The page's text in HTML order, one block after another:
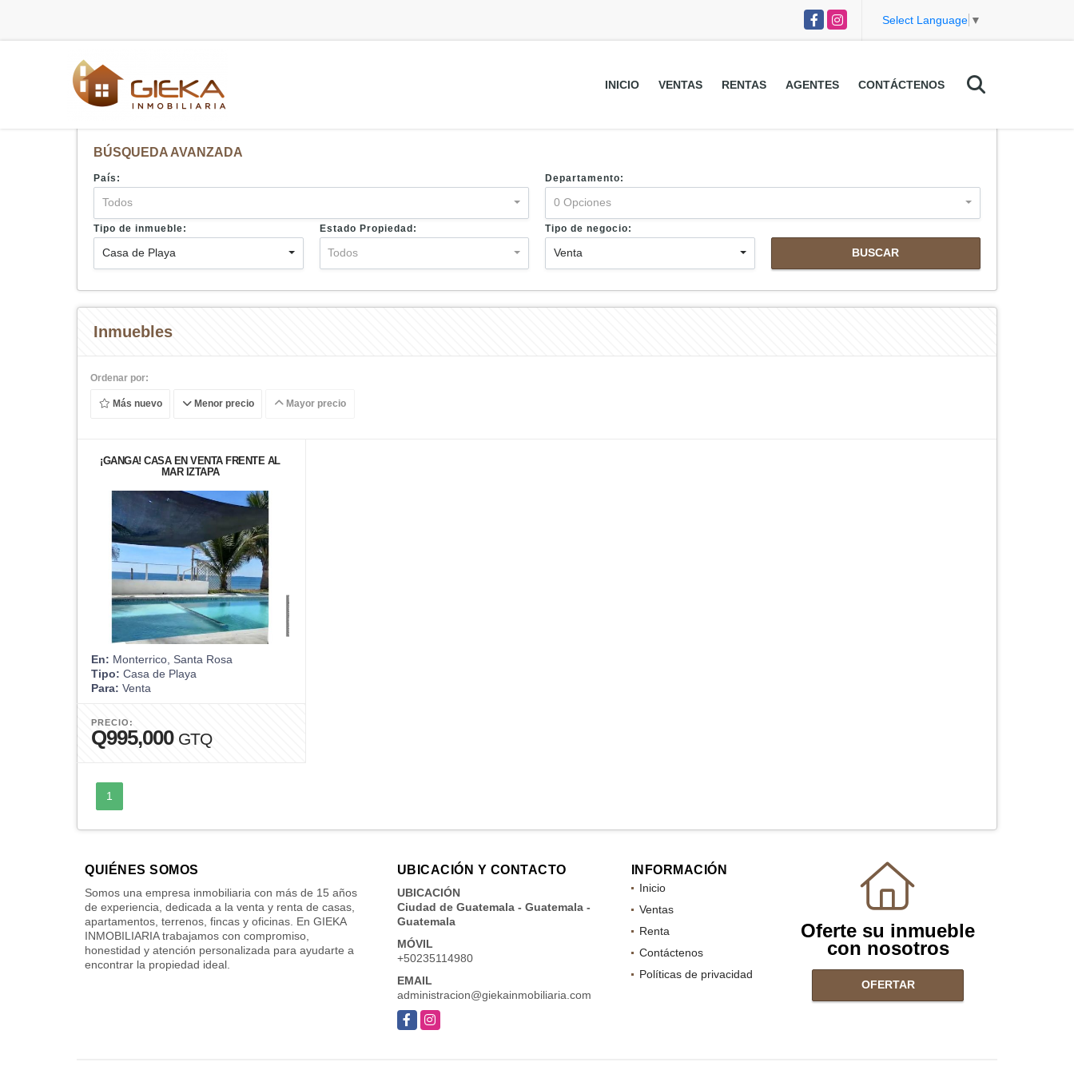
FacebookInstagram Select Language ▼
INICIO VENTAS RENTAS AGENTES CONTÁCTENOS
BÚSQUEDA AVANZADA
País:
Todos
Departamento:
0 Opciones
Tipo de inmueble:
Casa de Playa
Estado Propiedad:
Todos
Tipo de negocio:
Venta BUSCAR
Inmuebles
Ordenar por:
Más nuevo Menor precio Mayor precio
¡GANGA! CASA EN VENTA FRENTE AL
MAR IZTAPA
En: Monterrico, Santa Rosa
Tipo: Casa de Playa
Para: Venta
PRECIO:
Q995,000 GTQ
1
QUIÉNES SOMOS
Somos una empresa inmobiliaria con más de 15 años
de experiencia, dedicada a la venta y renta de casas,
apartamentos, terrenos, fincas y oficinas. En GIEKA
INMOBILIARIA trabajamos con compromiso,
honestidad y atención personalizada para ayudarte a
encontrar la propiedad ideal.
UBICACIÓN Y CONTACTO
UBICACIÓN
Ciudad de Guatemala - Guatemala -
Guatemala
MÓVIL
+50235114980
EMAIL
administracion@giekainmobiliaria.com
FacebookInstagram
INFORMACIÓN
Inicio
Ventas
Renta
Contáctenos
Políticas de privacidad
Oferte su inmueble
con nosotros
OFERTAR